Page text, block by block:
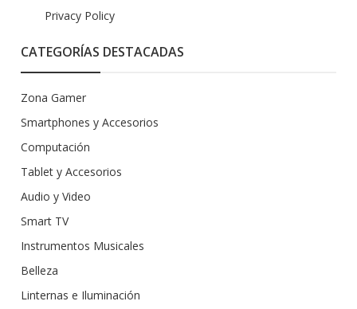
Privacy Policy
CATEGORÍAS DESTACADAS
Zona Gamer
Smartphones y Accesorios
Computación
Tablet y Accesorios
Audio y Video
Smart TV
Instrumentos Musicales
Belleza
Linternas e Iluminación